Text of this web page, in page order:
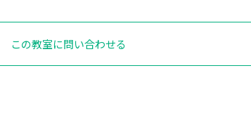
この教室に問い合わせる